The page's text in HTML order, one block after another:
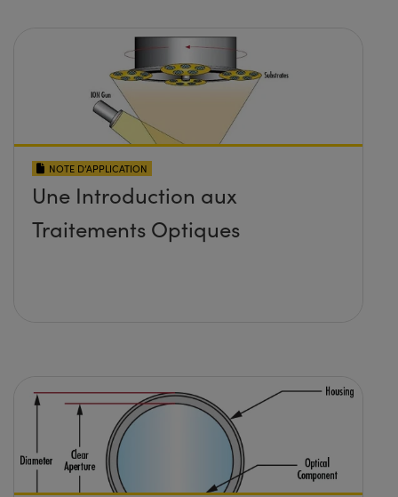
NOTE D’APPLICATION
Une Introduction aux
Traitements Optiques